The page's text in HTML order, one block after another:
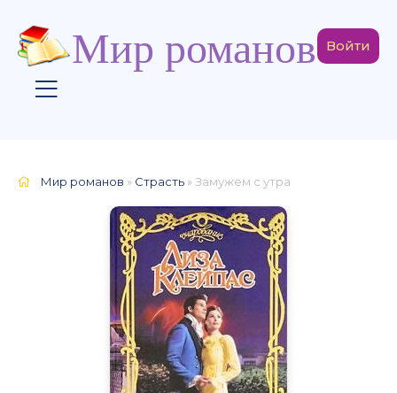
Мир романов Войти
Мир романов » Страсть » Замужем с утра